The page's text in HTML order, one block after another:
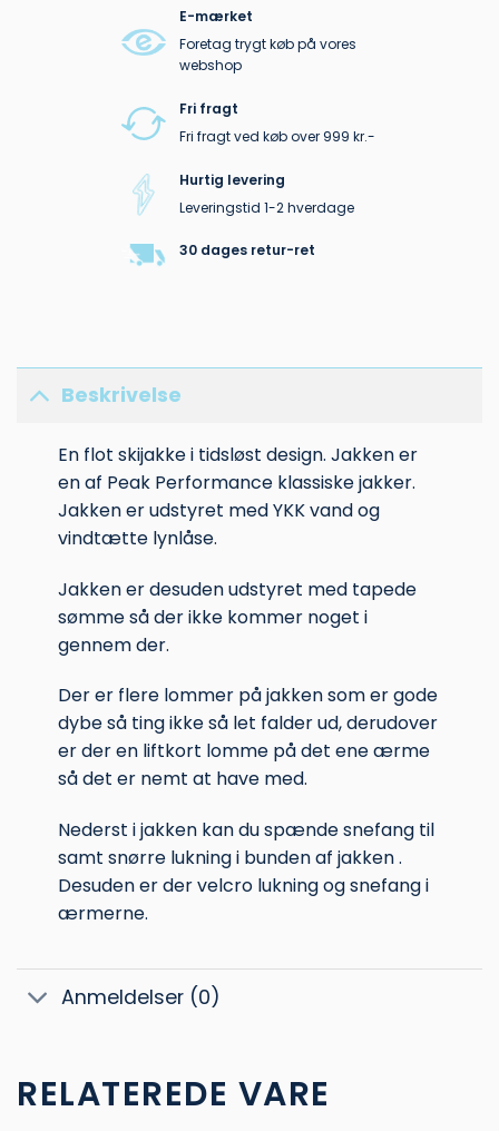
E-mærket
Foretag trygt køb på vores
webshop
Fri fragt
Fri fragt ved køb over 999 kr.-
Hurtig levering
Leveringstid 1-2 hverdage
30 dages retur-ret
Beskrivelse
En flot skijakke i tidsløst design. Jakken er
en af Peak Performance klassiske jakker.
Jakken er udstyret med YKK vand og
vindtætte lynlåse.
Jakken er desuden udstyret med tapede
sømme så der ikke kommer noget i
gennem der.
Der er flere lommer på jakken som er gode
dybe så ting ikke så let falder ud, derudover
er der en liftkort lomme på det ene ærme
så det er nemt at have med.
Nederst i jakken kan du spænde snefang til
samt snørre lukning i bunden af jakken .
Desuden er der velcro lukning og snefang i
ærmerne.
Anmeldelser (0)
RELATEREDE VARE